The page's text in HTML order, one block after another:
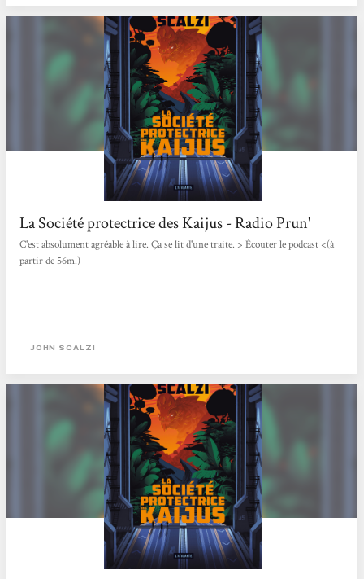
La Société protectrice des Kaijus - Radio Prun'
C'est absolument agréable à lire. Ça se lit d'une traite. > Écouter le podcast <(à
partir de 56m.)
JOHN SCALZI